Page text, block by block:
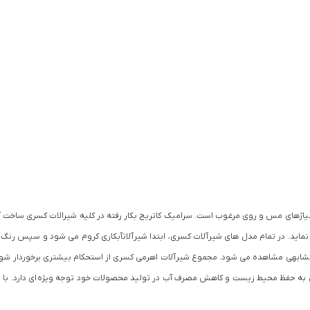
مس و روی مرغوب است. سرامیک کاتریج بکار رفته در کلیه شیرالات کسری
در تمام مدل های شیرآلات کسری، ابتدا شیرآلاتآبکاری کروم می شود و سپس
محصول مشابهی مشاهده می شود. مجموع شیرآلات اهرمی کسری از استحکام بیشتری
به حفظ محیط زیست و کاهش مصرف آب در تولید محصولات خود توجه ویژه ای دارد.